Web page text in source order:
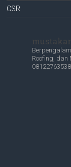
CSR
Roofing,